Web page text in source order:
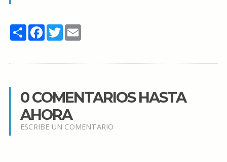
Share Facebook
TwitterEmail
0 COMENTARIOS HASTA
AHORA
ESCRIBE UN COMENTARIO